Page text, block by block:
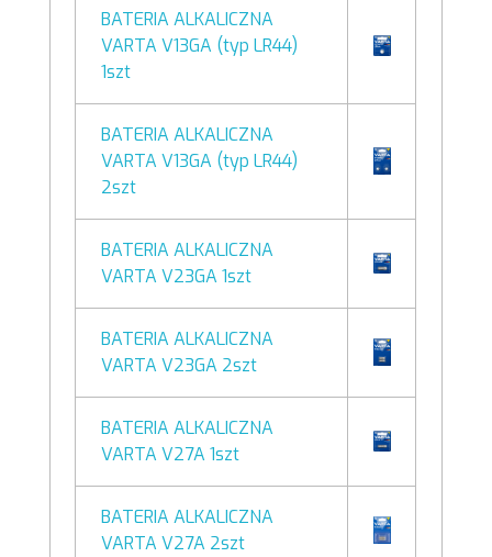
BATERIA ALKALICZNA
VARTA V13GA (typ LR44)
1szt
BATERIA ALKALICZNA
VARTA V13GA (typ LR44)
2szt
BATERIA ALKALICZNA
VARTA V23GA 1szt
BATERIA ALKALICZNA
VARTA V23GA 2szt
BATERIA ALKALICZNA
VARTA V27A 1szt
BATERIA ALKALICZNA
VARTA V27A 2szt